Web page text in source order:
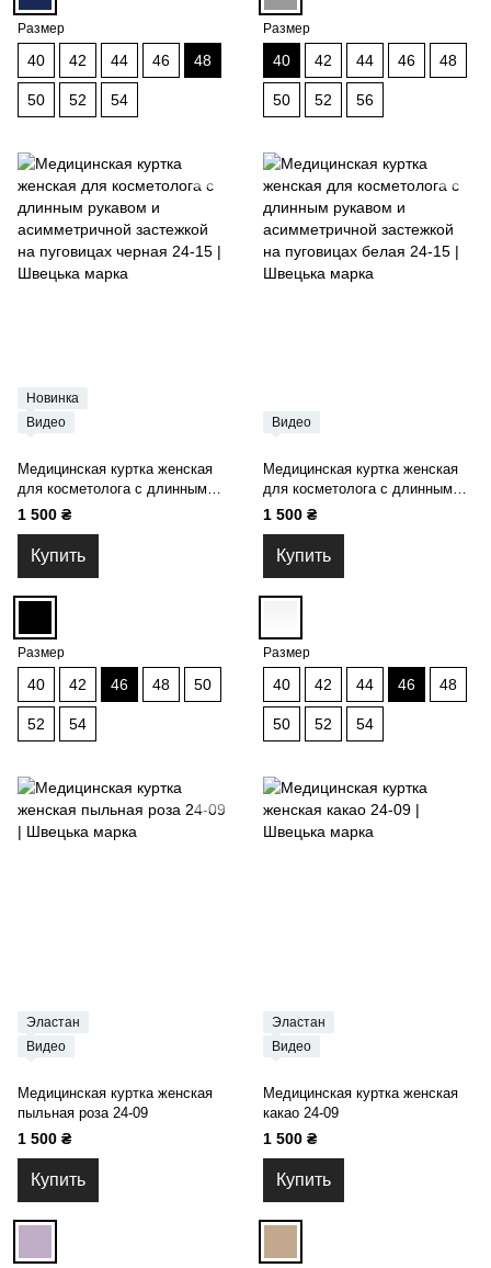
Размер
40 42 44 46 48
50 52 54
Размер
40 42 44 46 48
50 52 56
Новинка
Видео
Медицинская куртка женская
для косметолога с длинным
рукавом и асимметричной
24-15
1 500 ₴
Купить
Размер
40 42 46 48 50
52 54
Видео
Медицинская куртка женская
для косметолога с длинным
рукавом и асимметричной
24-15
1 500 ₴
Купить
Размер
40 42 44 46 48
50 52 54
Эластан
Видео
Медицинская куртка женская
пыльная роза 24-09
1 500 ₴
Купить
Эластан
Видео
Медицинская куртка женская
какао 24-09
1 500 ₴
Купить